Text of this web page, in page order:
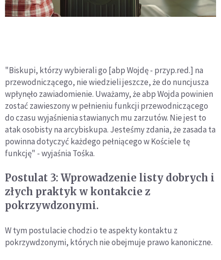
"Biskupi, którzy wybierali go [abp Wojdę - przyp.red.] na
przewodniczącego, nie wiedzieli jeszcze, że do nuncjusza
wpłynęło zawiadomienie. Uważamy, że abp Wojda powinien
zostać zawieszony w pełnieniu funkcji przewodniczącego
do czasu wyjaśnienia stawianych mu zarzutów. Nie jest to
atak osobisty na arcybiskupa. Jesteśmy zdania, że zasada ta
powinna dotyczyć każdego pełniącego w Kościele tę
funkcję" - wyjaśnia Tośka.
Postulat 3: Wprowadzenie listy dobrych i
złych praktyk w kontakcie z
pokrzywdzonymi.
W tym postulacie chodzi o te aspekty kontaktu z
pokrzywdzonymi, których nie obejmuje prawo kanoniczne.